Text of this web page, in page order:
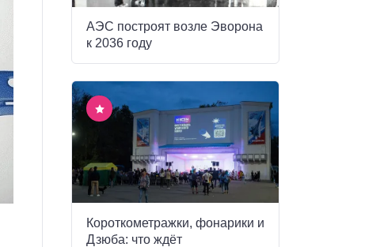
АЭС построят возле Эворона
к 2036 году
Короткометражки, фонарики и
Дзюба: что ждёт